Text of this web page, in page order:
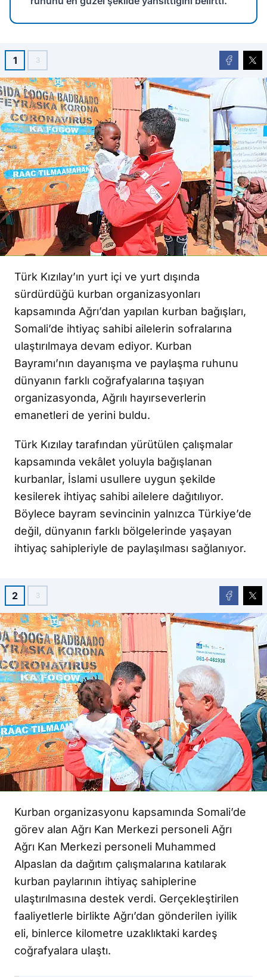
1 3
Türk Kızılay’ın yurt içi ve yurt dışında
sürdürdüğü kurban organizasyonları
kapsamında Ağrı’dan yapılan kurban bağışları,
Somali’de ihtiyaç sahibi ailelerin sofralarına
ulaştırılmaya devam ediyor. Kurban
Bayramı’nın dayanışma ve paylaşma ruhunu
dünyanın farklı coğrafyalarına taşıyan
organizasyonda, Ağrılı hayırseverlerin
emanetleri de yerini buldu.
Türk Kızılay tarafından yürütülen çalışmalar
kapsamında vekâlet yoluyla bağışlanan
kurbanlar, İslami usullere uygun şekilde
kesilerek ihtiyaç sahibi ailelere dağıtılıyor.
Böylece bayram sevincinin yalnızca Türkiye’de
değil, dünyanın farklı bölgelerinde yaşayan
ihtiyaç sahipleriyle de paylaşılması sağlanıyor.
2 3
Kurban organizasyonu kapsamında Somali’de
görev alan Ağrı Kan Merkezi personeli Ağrı
Ağrı Kan Merkezi personeli Muhammed
Alpaslan da dağıtım çalışmalarına katılarak
kurban paylarının ihtiyaç sahiplerine
ulaştırılmasına destek verdi. Gerçekleştirilen
faaliyetlerle birlikte Ağrı’dan gönderilen iyilik
eli, binlerce kilometre uzaklıktaki kardeş
coğrafyalara ulaştı.